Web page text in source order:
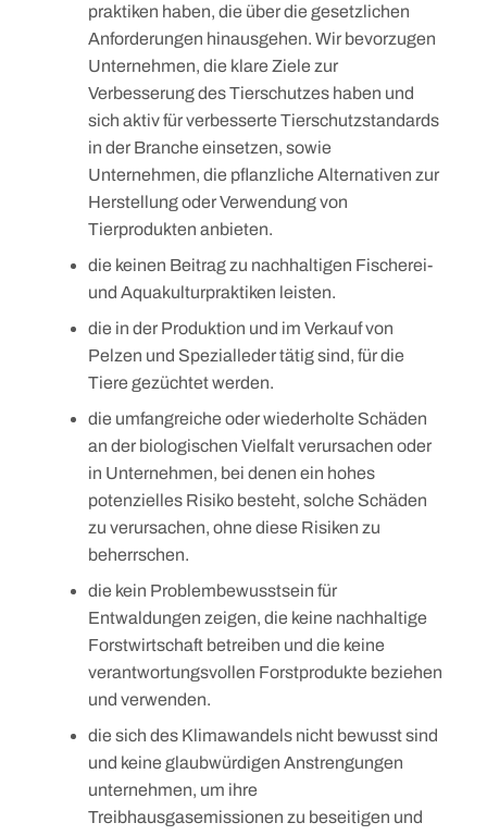
praktiken haben, die über die gesetzlichen
Anforderungen hinausgehen. Wir bevorzugen
Unternehmen, die klare Ziele zur
Verbesserung des Tierschutzes haben und
sich aktiv für verbesserte Tierschutzstandards
in der Branche einsetzen, sowie
Unternehmen, die pflanzliche Alternativen zur
Herstellung oder Verwendung von
Tierprodukten anbieten.
die keinen Beitrag zu nachhaltigen Fischerei-
und Aquakulturpraktiken leisten.
die in der Produktion und im Verkauf von
Pelzen und Spezialleder tätig sind, für die
Tiere gezüchtet werden.
die umfangreiche oder wiederholte Schäden
an der biologischen Vielfalt verursachen oder
in Unternehmen, bei denen ein hohes
potenzielles Risiko besteht, solche Schäden
zu verursachen, ohne diese Risiken zu
beherrschen.
die kein Problembewusstsein für
Entwaldungen zeigen, die keine nachhaltige
Forstwirtschaft betreiben und die keine
verantwortungsvollen Forstprodukte beziehen
und verwenden.
die sich des Klimawandels nicht bewusst sind
und keine glaubwürdigen Anstrengungen
unternehmen, um ihre
Treibhausgasemissionen zu beseitigen und